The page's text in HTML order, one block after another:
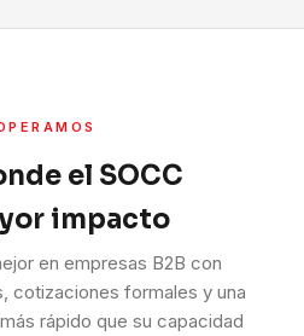
el SOCC
impacto
en empresas B2B con
cotizaciones formales y una
rápido que su capacidad